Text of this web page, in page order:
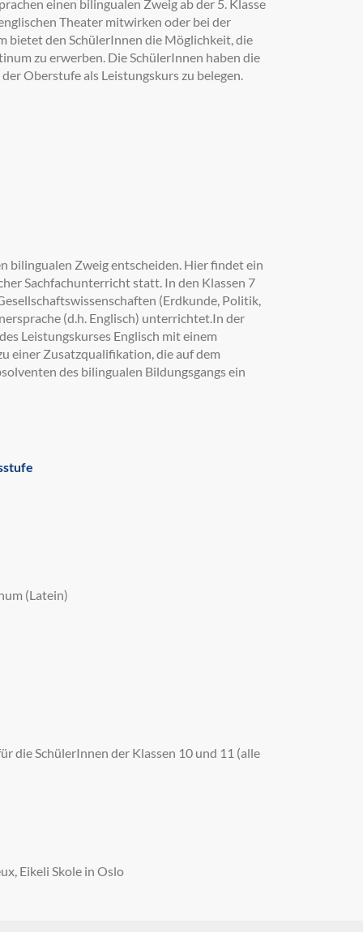
einen bilingualen Zweig ab der 5. Klasse
Theater mitwirken oder bei der
bietet den SchülerInnen die Möglichkeit, die
zu erwerben. Die SchülerInnen haben die
Oberstufe als Leistungskurs zu belegen.
bilingualen Zweig entscheiden. Hier findet ein
Sachfachunterricht statt. In den Klassen 7
(Erdkunde, Politik,
(d.h. Englisch) unterrichtet.In der
Leistungskurses Englisch mit einem
einer Zusatzqualifikation, die auf dem
des bilingualen Bildungsgangs ein
(Latein)
die SchülerInnen der Klassen 10 und 11 (alle
Eikeli Skole in Oslo